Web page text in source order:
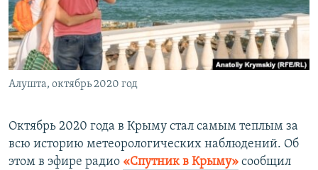
ПОБЕДИТЕЛЕЙ НЕ СУДЯТ?
КРЫМ.НЕПОКОРЕННЫЙ
ELIFBE
УКРАИНСКАЯ ПРОБЛЕМА КРЫМА
ПРИСОЕДИНЯЙТЕСЬ!
Алушта, октябрь 2020 год
Октябрь 2020 года в Крыму стал самым теплым за
всю историю метеорологических наблюдений. Об
этом в эфире радио «Спутник в Крыму» сообщил